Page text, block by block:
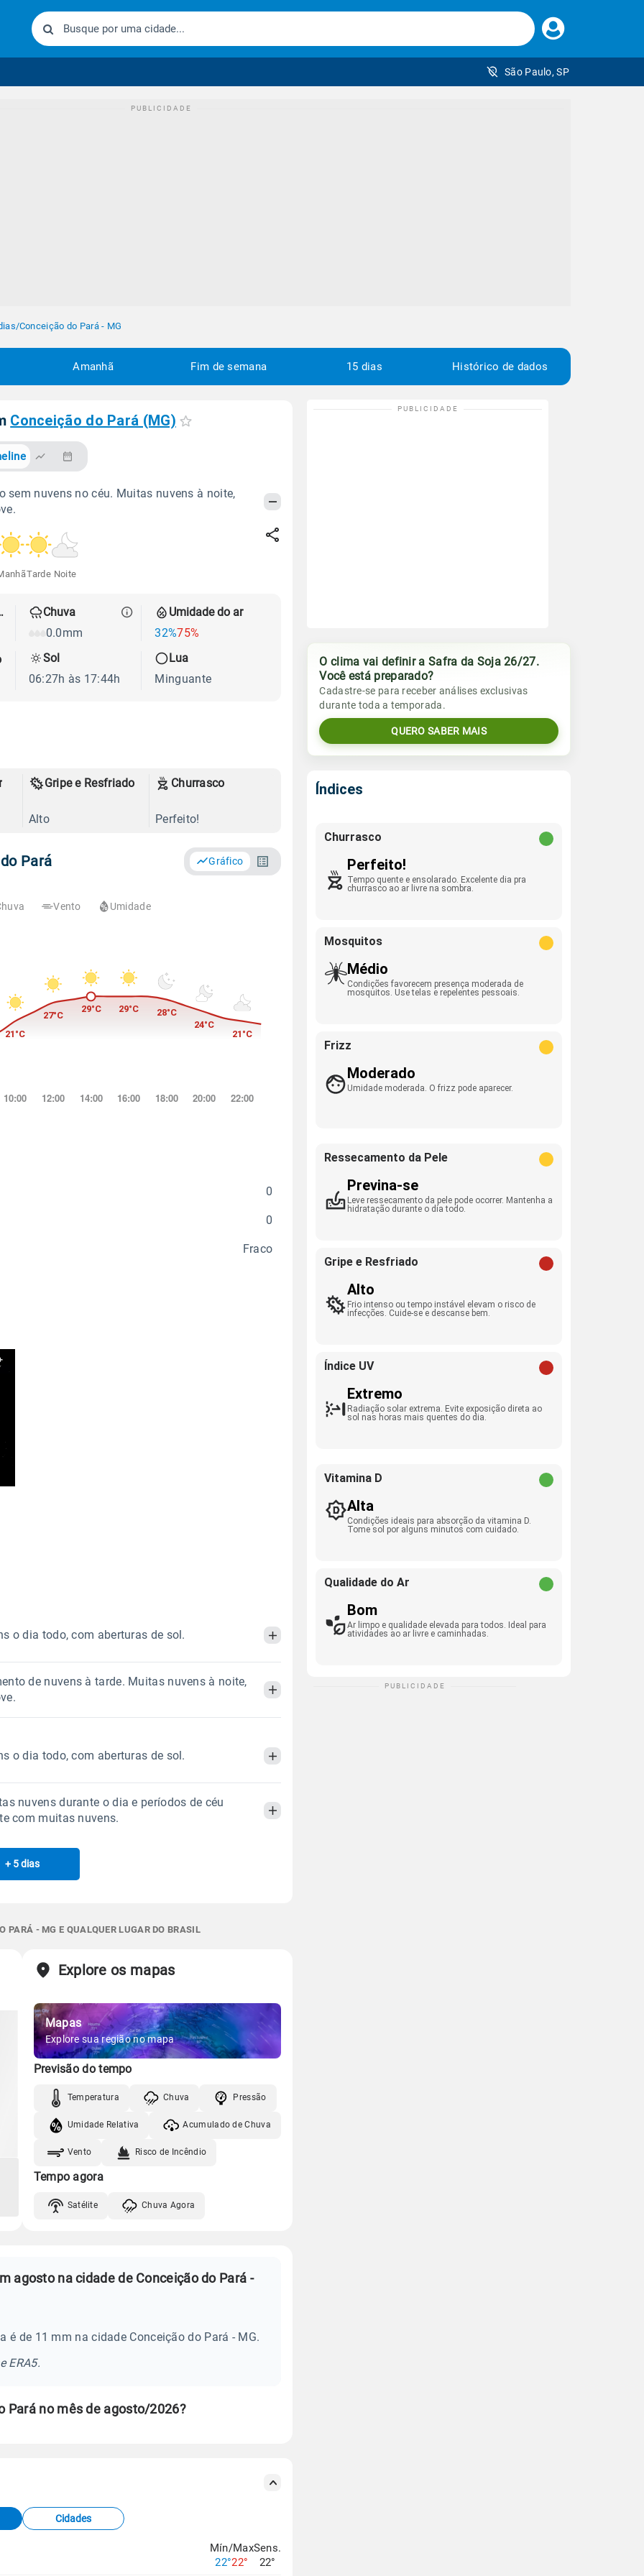
Faça
seu
São Paulo, SP
/Conceição do Pará - MG
Amanhã Fim de semana 15 dias Histórico de dados
Conceição do Pará (MG)
sem nuvens no céu. Muitas nuvens à noite,
Tarde Noite
Chuva
0.0mm
Umidade do ar
32%75%
Sol
06:27h às 17:44h
Lua
Minguante
Gripe e Resfriado
Alto
Churrasco
Perfeito!
Pará Gráfico
Vento Umidade
0
0
Fraco
o dia todo, com aberturas de sol.
0.0mm
30%71%
06:26h às 17:44h
Minguante
de nuvens à tarde. Muitas nuvens à noite,
Chuva
0.0mm
Umidade do ar
27%77%
06:26h às 17:44h
Vento Umidade
o dia todo, com aberturas de sol.
Noite
Chuva
Vento Umidade
nuvens durante o dia e períodos de céu
com muitas nuvens.
ManhãTarde
0.0mm
24%70%
06:24h às 17:45h
Minguante
Gráfico
Vento Umidade
+ 5 dias
PARÁ - MG E QUALQUER LUGAR DO BRASIL
Explore os mapas
Mapas
Explore sua região no mapa
Previsão do tempo
Temperatura Chuva Pressão
Umidade Relativa Acumulado de Chuva
Vento Risco de Incêndio
Tempo agora
Satélite Chuva Agora
agosto na cidade de Conceição do Pará -
é de 11 mm na cidade Conceição do Pará - MG.
ERA5.
Pará no mês de agosto/2026?
Cidades
Mín/Max
22°22°
Sens.
22°
O clima vai definir a Safra da Soja 26/27.
Você está preparado?
Cadastre-se para receber análises exclusivas
durante toda a temporada.
QUERO SABER MAIS
Índices
Churrasco
Perfeito!
Tempo quente e ensolarado. Excelente dia pra
churrasco ao ar livre na sombra.
Mosquitos
Médio
Condições favorecem presença moderada de
mosquitos. Use telas e repelentes pessoais.
Frizz
Moderado
Umidade moderada. O frizz pode aparecer.
Ressecamento da Pele
Previna-se
Leve ressecamento da pele pode ocorrer. Mantenha a
hidratação durante o dia todo.
Gripe e Resfriado
Alto
Frio intenso ou tempo instável elevam o risco de
infecções. Cuide-se e descanse bem.
Índice UV
Extremo
Radiação solar extrema. Evite exposição direta ao
sol nas horas mais quentes do dia.
Vitamina D
Alta
Condições ideais para absorção da vitamina D.
Tome sol por alguns minutos com cuidado.
Qualidade do Ar
Bom
Ar limpo e qualidade elevada para todos. Ideal para
atividades ao ar livre e caminhadas.